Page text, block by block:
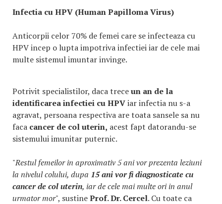
Infectia cu HPV (Human Papilloma Virus)
Anticorpii celor 70% de femei care se infecteaza cu
HPV incep o lupta impotriva infectiei iar de cele mai
multe sistemul imuntar invinge.
Potrivit specialistilor, daca treceun an de la
identificarea infectiei cu HPViar infectia nu s-a
agravat, persoana respectiva are toata sansele sa nu
faca cancer de col uterin, acest fapt datorandu-se
sistemului imunitar puternic.
"Restul femeilor in aproximativ 5 ani vor prezenta leziuni
la nivelul colului, dupa 15 ani vor fi diagnosticate cu
cancer de col uterin, iar de cele mai multe ori in anul
urmator mor", sustineProf. Dr. Cercel. Cu toate ca